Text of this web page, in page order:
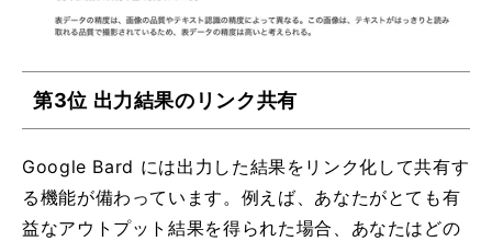
第3位 出力結果のリンク共有
Google Bard には出力した結果をリンク化して共有す
る機能が備わっています。例えば、あなたがとても有
益なアウトプット結果を得られた場合、あなたはどの